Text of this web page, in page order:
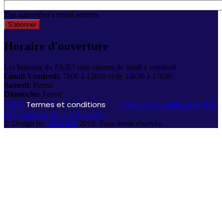
The subscriber's email address.
Horaire d'ouverture
Les bureaux du FAIEJ sont ouverts de lundi à vendredi
Lundi-Vendredi: 7h00 à 12h00 et de 14h30 à 17h30
Samedi: Fermé
Dimanche: Fermé
FAIEJ Termes et conditions Politique de confidentialité Site
Map A propos de nous Contact
© Design by IMAGIN' 2019. Tous droits réservés.